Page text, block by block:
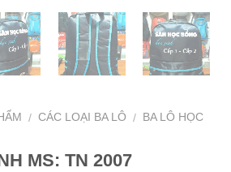
/ CÁC LOẠI BA LÔ /
BA LÔ HỌC
MS: TN 2007